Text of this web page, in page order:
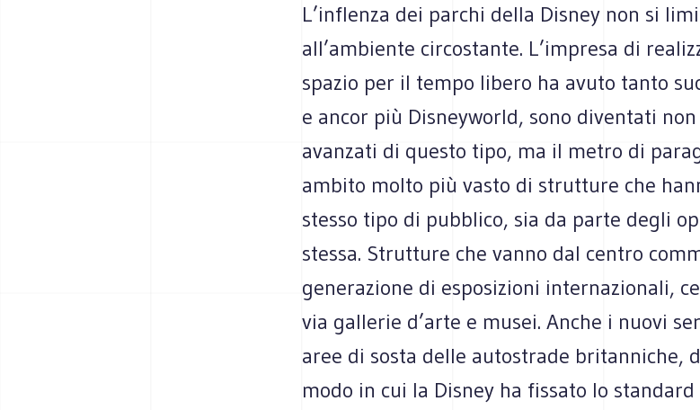
L’inflenza dei parchi della Disney non si
all’ambiente circostante. L’impresa di
spazio per il tempo libero ha avuto tanto
e ancor più Disneyworld, sono diventati
avanzati di questo tipo, ma il metro di
ambito molto più vasto di strutture che
stesso tipo di pubblico, sia da parte degli
stessa. Strutture che vanno dal centro
generazione di esposizioni internazionali,
via gallerie d’arte e musei. Anche i nuovi
aree di sosta delle autostrade britanniche,
modo in cui la Disney ha fissato lo